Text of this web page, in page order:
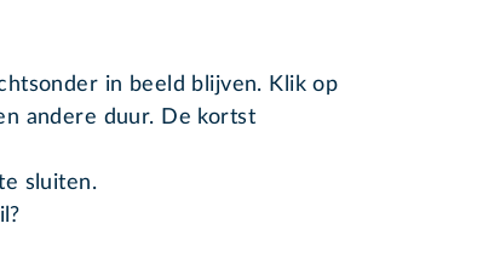
in beeld blijven. Klik op
andere duur. De kortst
sluiten.